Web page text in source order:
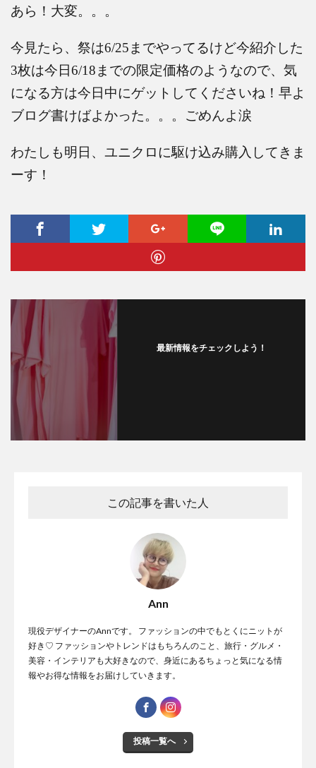
あら！大変。。。
今見たら、祭は6/25 までやってるけど今紹介した
3枚は今日6/18 までの限定価格のようなので、気
になる方は今日中にゲットしてくださいね！早よ
ブログ書けばよかった。。。ごめんよ涙
わたしも明日、ユニクロに駆け込み購入してきま
ーす！
最新情報をチェックしよう！
この記事を書いた人
Ann
現役デザイナーのAnnです。 ファッションの中でもとくにニットが
好き♡ ファッションやトレンドはもちろんのこと、旅行・グルメ・
美容・インテリアも大好きなので、身近にあるちょっと気になる情
報やお得な情報をお届けしていきます。
投稿一覧へ